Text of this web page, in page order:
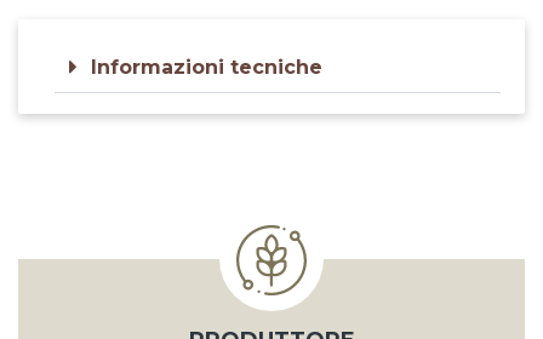
Informazioni tecniche